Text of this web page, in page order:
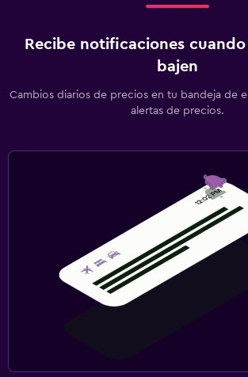
Recibe notificaciones
bajen
Cambios diarios de precios en tu bandeja de
alertas de precios.